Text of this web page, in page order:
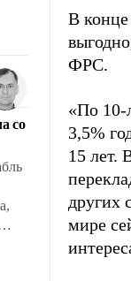
к
со
В конце
ФРС.
«По 10-
3,5%
15 лет.
других
мире